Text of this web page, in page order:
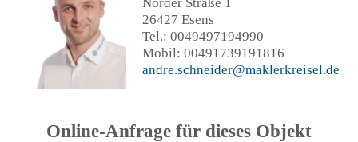
26427 Esens
Tel.: 0049497194990
Mobil: 00491739191816
andre.schneider@maklerkreisel.de
Online-Anfrage für dieses Objekt